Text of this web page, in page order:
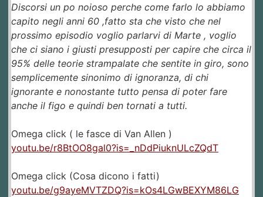
Discorsi un po noioso perche come farlo lo abbiamo
capito negli anni 60 ,fatto sta che visto che nel
prossimo episodio voglio parlarvi di Marte , voglio
che ci siano i giusti presupposti per capire che circa il
95% delle teorie strampalate che sentite in giro, sono
semplicemente sinonimo di ignoranza, di chi
ignorante e nonostante tutto pensa di poter fare
anche il figo e quindi ben tornati a tutti.
Omega click ( le fasce di Van Allen )
youtu.be/r8BtOO8gal0?is=_nDdPiuknULcZQdT
Omega click (Cosa dicono i fatti)
youtu.be/g9ayeMVTZDQ?is=kOs4LGwBEXYM86LG